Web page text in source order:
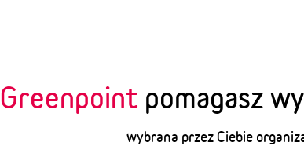
Greenpoint pomagasz
wybrana przez Ciebie